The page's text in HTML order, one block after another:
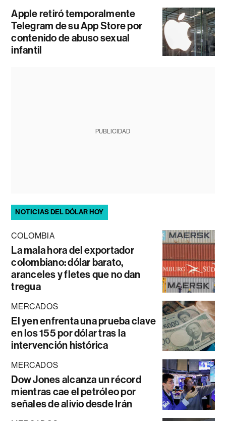
Apple retiró temporalmente
Telegram de su App Store por
contenido de abuso sexual
infantil
PUBLICIDAD
NOTICIAS DEL DÓLAR HOY
COLOMBIA
La mala hora del exportador
colombiano: dólar barato,
aranceles y fletes que no dan
tregua
MERCADOS
El yen enfrenta una prueba clave
en los 155 por dólar tras la
intervención histórica
MERCADOS
Dow Jones alcanza un récord
mientras cae el petróleo por
señales de alivio desde Irán